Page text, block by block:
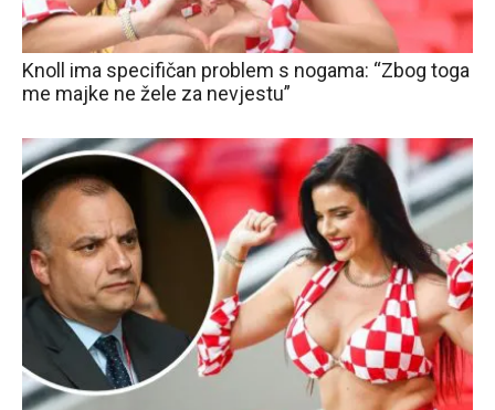
Knoll ima specifičan problem s nogama: “Zbog toga
me majke ne žele za nevjestu”